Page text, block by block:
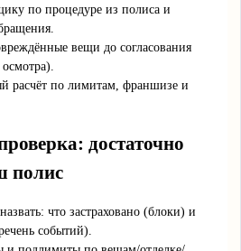
по процедуре из полиса и
вещи до согласования
расчёт по лимитам, франшизе и
достаточно
полис
что застраховано (блоки) и
событий).